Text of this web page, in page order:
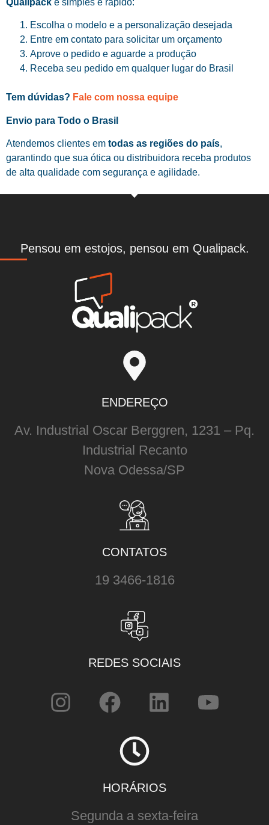
Escolha o modelo e a personalização desejada
Entre em contato para solicitar um orçamento
Aprove o pedido e aguarde a produção
Receba seu pedido em qualquer lugar do Brasil
Tem dúvidas? Fale com nossa equipe
Envio para Todo o Brasil
Atendemos clientes em todas as regiões do país,
garantindo que sua ótica ou distribuidora receba produtos
de alta qualidade com segurança e agilidade.
Pensou em estojos, pensou em Qualipack.
ENDEREÇO
Av. Industrial Oscar Berggren, 1231 – Pq.
Industrial Recanto
Nova Odessa/SP
CONTATOS
19 3466-1816
REDES SOCIAIS
HORÁRIOS
Segunda a sexta-feira